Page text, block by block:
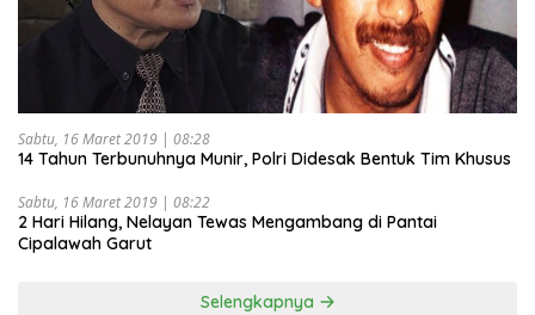
Sabtu, 16 Maret 2019 | 08:28
14 Tahun Terbunuhnya Munir, Polri Didesak Bentuk Tim Khusus
Sabtu, 16 Maret 2019 | 08:22
2 Hari Hilang, Nelayan Tewas Mengambang di Pantai
Cipalawah Garut
Selengkapnya